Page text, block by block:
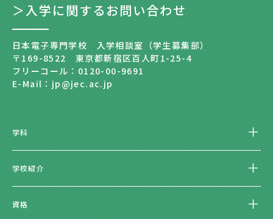
＞入学に関するお問い合わせ
日本電子専門学校 入学相談室（学生募集部）
〒169-8522 東京都新宿区百人町1-25-4
フリーコール：0120-00-9691
E-Mail：jp@jec.ac.jp
学科
学校紹介
資格